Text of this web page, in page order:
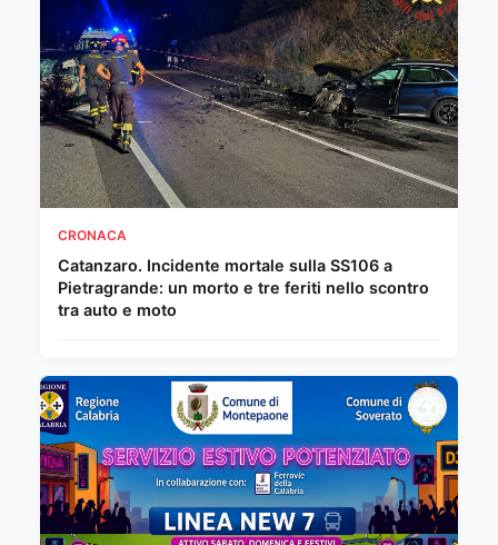
CRONACA
Catanzaro. Incidente mortale sulla SS106 a
Pietragrande: un morto e tre feriti nello scontro
tra auto e moto